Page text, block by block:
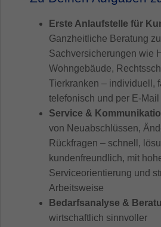
Erste Anlaufstelle für
Ganzheitliche Beratung zu
Sachversicherungen wie
Wohngebäude,
Tierkranken – individuell,
telefonisch und per E-Mail
Service &
von Neuabschlüssen,
Rückfragen – schnell,
kundenfreundlich, mit
Serviceorientierung und
Arbeitsweise
Bedarfsanalyse &
wirtschaftlich sinnvoller